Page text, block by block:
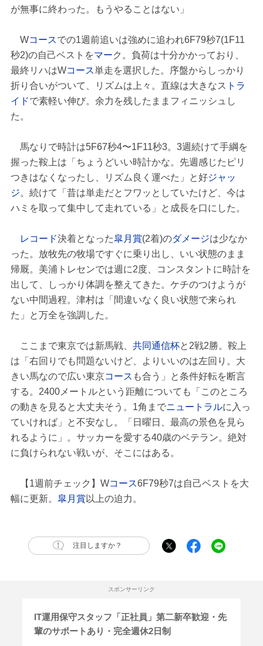
が無事に終わった。もうやることはない」
Wコースでの1週前追いは強めに追われ6F79秒7(1F11
秒2)の自己ベストをマーク。負荷は十分かかっており、
最終リハはWコース単走を選択した。序盤からしっかり
折り合いがついて、リズムは上々。直線は大きなス トラ
イドで素軽い伸び。余力を残したままフィニッシュし
た。
馬なりで時計は5F67秒4〜1F11秒3。3週続けて手綱を
握った鞍上は「ちょうどいい時計かな。先週感じたピリ
つきはなくなったし、リズム良く運べた」と好ジャッ
ジ。続けて「昔は単走だとフワッとしていたけど、今は
ハミを取って集中して走れている」と成長を口にした。
レコード決着となった皐月賞(2着)のダメージは少なか
った。放牧先の牧場ですぐに乗り出し、いい状態のまま
帰厩。美浦トレセンでは週に2度、コンスタントに時計を
出して、しっかり体調を整えてきた。ケチのつけようが
ない中間過程。津村は「間違いなく良い状態で来られ
た」と万全を強調した。
ここまで東京では新馬戦、 共同通信杯と2戦2勝。鞍上
は「右回りでも問題ないけど、よりいいのは左回り。大
きい馬なので広い東京コース も合う」と条件好転を断言
する。2400メートルという距離についても「このところ
の動きを見ると大丈夫そう。1角までニュートラルに入っ
ていければ」と不安なし。「日曜日、最高の景色を見ら
れるように」。サッカーを愛する40歳のベテラン。絶対
に負けられない戦いが、そこにはある。
【1週前チェック】Wコース6F79秒7は自己ベストを大
幅に更新。 皐月賞以上の迫力。
注目しますか？
スポンサーリンク
IT運用保守スタッフ「正社員」第二新卒歓迎・先
輩のサポートあり・完全週休2日制